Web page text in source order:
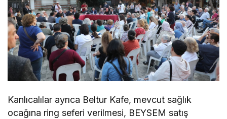
Kanlıcalılar ayrıca Beltur Kafe, mevcut sağlık
ocağına ring seferi verilmesi, BEYSEM satış